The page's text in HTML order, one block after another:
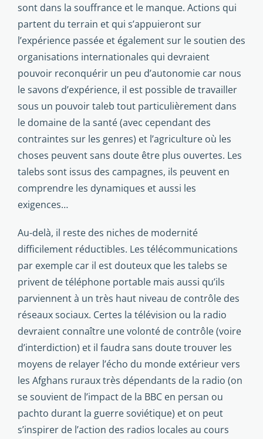
sont dans la souffrance et le manque. Actions qui
partent du terrain et qui s’appuieront sur
l’expérience passée et également sur le soutien des
organisations internationales qui devraient
pouvoir reconquérir un peu d’autonomie car nous
le savons d’expérience, il est possible de travailler
sous un pouvoir taleb tout particulièrement dans
le domaine de la santé (avec cependant des
contraintes sur les genres) et l’agriculture où les
choses peuvent sans doute être plus ouvertes. Les
talebs sont issus des campagnes, ils peuvent en
comprendre les dynamiques et aussi les
exigences…
Au-delà, il reste des niches de modernité
difficilement réductibles. Les télécommunications
par exemple car il est douteux que les talebs se
privent de téléphone portable mais aussi qu’ils
parviennent à un très haut niveau de contrôle des
réseaux sociaux. Certes la télévision ou la radio
devraient connaître une volonté de contrôle (voire
d’interdiction) et il faudra sans doute trouver les
moyens de relayer l’écho du monde extérieur vers
les Afghans ruraux très dépendants de la radio (on
se souvient de l’impact de la BBC en persan ou
pachto durant la guerre soviétique) et on peut
s’inspirer de l’action des radios locales au cours